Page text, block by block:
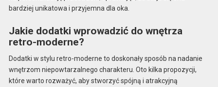
bardziej unikatowa i przyjemna dla oka.
Jakie dodatki wprowadzić do wnętrza
retro-moderne?
Dodatki w stylu retro-moderne to doskonały sposób na nadanie
wnętrzom niepowtarzalnego charakteru. Oto kilka propozycji,
które warto rozważyć, aby stworzyć spójną i atrakcyjną